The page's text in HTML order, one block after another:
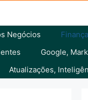
Negócios
Google,
Atualizações,